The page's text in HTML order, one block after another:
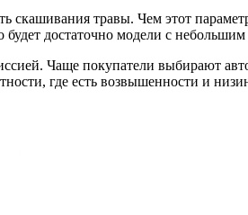
травы. Чем этот
достаточно модели с
Чаще покупатели выбирают
где есть возвышенности и